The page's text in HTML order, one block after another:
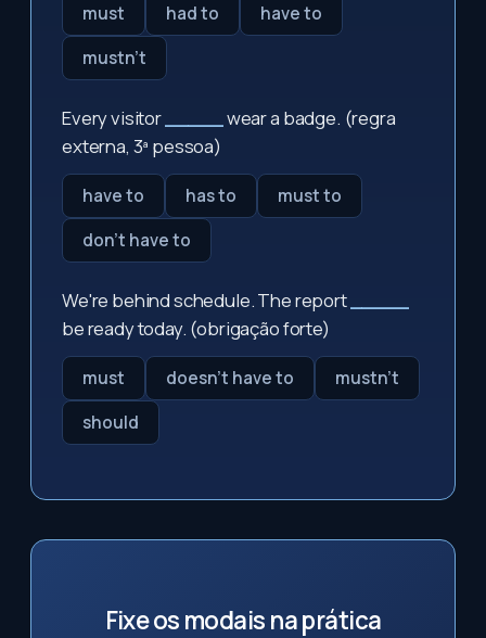
must had to
have to
mustn't
Every visitor
wear a badge. (regra
externa, 3ª pessoa)
have to has to
must to
don't have to
We're behind schedule. The report
be ready today. (obrigação forte)
must doesn't have to
mustn't
should
Fixe os modais na prática